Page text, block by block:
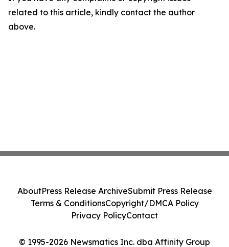
related to this article, kindly contact the author
above.
© 1995-2026 Newsmatics Inc. dba Affinity Group
AboutPress Release ArchiveSubmit Press Release
Terms & ConditionsCopyright/DMCA Policy
Privacy PolicyContact